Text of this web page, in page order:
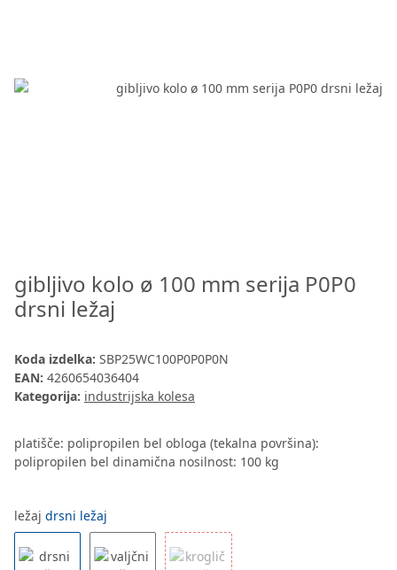
gibljivo kolo ø 100 mm serija P0P0
drsni ležaj
Koda izdelka: SBP25WC100P0P0P0N
EAN: 4260654036404
Kategorija: industrijska kolesa
platišče: polipropilen bel obloga (tekalna površina):
polipropilen bel dinamična nosilnost: 100 kg
ležaj drsni ležaj